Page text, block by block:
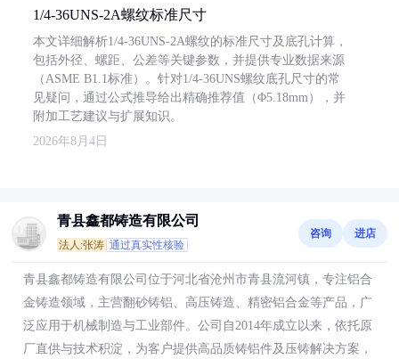
1/4-36UNS-2A螺纹标准尺寸
本文详细解析1/4-36UNS-2A螺纹的标准尺寸及底孔计算，
包括外径、螺距、公差等关键参数，并提供专业数据来源
（ASME B1.1标准）。针对1/4-36UNS螺纹底孔尺寸的常
见疑问，通过公式推导给出精确推荐值（Φ5.18mm），并
附加工艺建议与扩展知识。
2026年8月4日
青县鑫都铸造有限公司
法人:张涛 通过真实性核验
咨询 进店
青县鑫都铸造有限公司位于河北省沧州市青县流河镇，专注铝合
金铸造领域，主营翻砂铸铝、高压铸造、精密铝合金等产品，广
泛应用于机械制造与工业部件。公司自2014年成立以来，依托原
厂直供与技术积淀，为客户提供高品质铸铝件及压铸解决方案，